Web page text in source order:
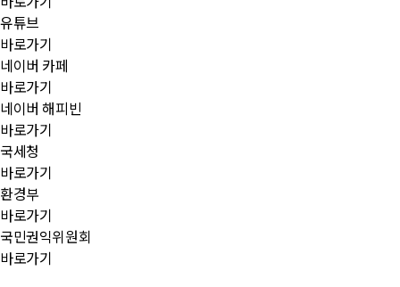
유튜브
바로가기
네이버 카페
바로가기
네이버 해피빈
바로가기
국세청
바로가기
환경부
바로가기
국민권익위원회
바로가기